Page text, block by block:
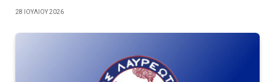
28 ΙΟΥΛΊΟΥ 2026